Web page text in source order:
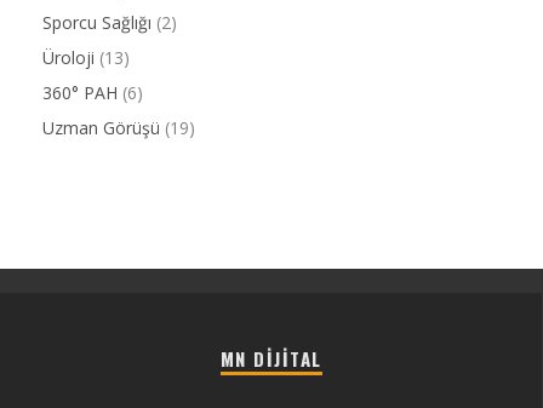
Sporcu Sağlığı (2)
Üroloji (13)
360° PAH (6)
Uzman Görüşü (19)
MN DIJITAL